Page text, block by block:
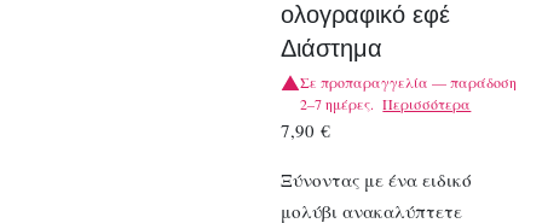
ολογραφικό εφέ
Διάστημα
Σε προπαραγγελία — παράδοση
2–7 ημέρες. Περισσότερα
7,90€
Ξύνοντας με ένα ειδικό
μολύβι ανακαλύπτετε